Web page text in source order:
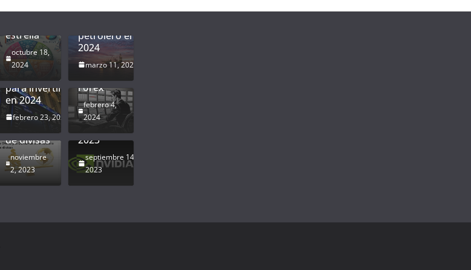
para ser un
estrella
octubre 18,
2024
de inversión en
petrolero en
2024
marzo 11, 2024
Los bancos
más
recomendados
para invertir
en 2024
febrero 23, 2024
Estrategia
de los
Forex
febrero 4,
2024
La oferta
y
demanda
en el
de divisas
noviembre
2, 2023
Consideraciones
de inversión
relacionadas
con Nvidia en
2023
septiembre 14,
2023